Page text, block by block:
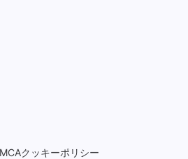
クッキーポリシー